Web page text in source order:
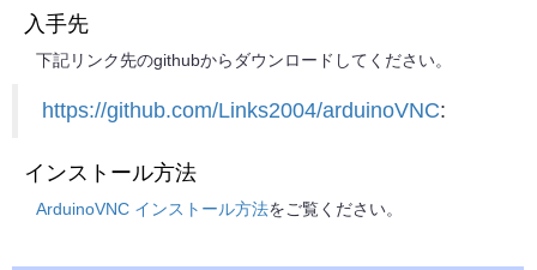
入手先
下記リンク先のgithubからダウンロードしてください。
https://github.com/Links2004/arduinoVNC:
インストール方法
ArduinoVNC インストール方法をご覧ください。